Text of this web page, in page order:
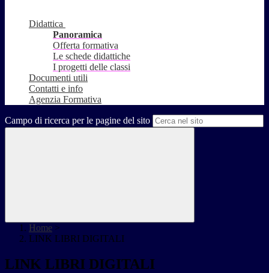
Didattica
Panoramica
Offerta formativa
Le schede didattiche
I progetti delle classi
Documenti utili
Contatti e info
Agenzia Formativa
Campo di ricerca per le pagine del sito
Home >
LINK LIBRI DIGITALI
LINK LIBRI DIGITALI